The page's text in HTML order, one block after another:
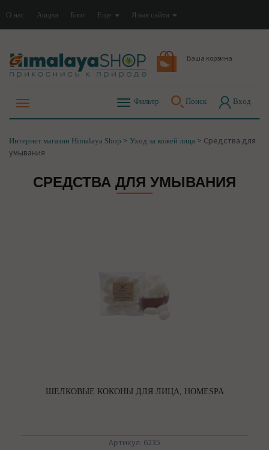
О нас Акции Блог Еще Язык сайта
Ваша корзина
Фильтр Поиск Вход
Интернет магазин Himalaya Shop > Уход за кожей лица > Средства для
умывания
СРЕДСТВА ДЛЯ УМЫВАНИЯ
ШЕЛКОВЫЕ КОКОНЫ ДЛЯ ЛИЦА, HOMESPA
Артикул: 6235